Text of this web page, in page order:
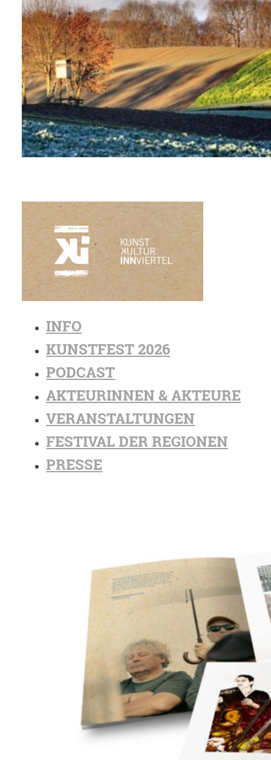
INFO
KUNSTFEST 2026
PODCAST
AKTEURINNEN & AKTEURE
VERANSTALTUNGEN
FESTIVAL DER REGIONEN
PRESSE